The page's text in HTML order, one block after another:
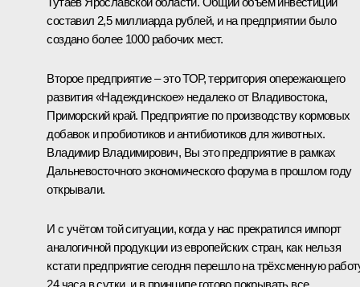
составил 2,5 миллиарда рублей, и на предприятии было
создано более 1000 рабочих мест.
Второе предприятие – это ТОР, территория опережающего
развития «Надеждинское» недалеко от Владивостока,
Приморский край. Предприятие по производству кормовых
добавок и пробиотиков и антибиотиков для животных.
Владимир Владимирович, Вы это предприятие в рамках
Дальневосточного экономического форума в прошлом году
открывали.
И с учётом той ситуации, когда у нас прекратился импорт
аналогичной продукции из европейских стран, как нельзя
кстати предприятие сегодня перешло на трёхсменную
24 часа в сутки, и в принципе готово покрывать все